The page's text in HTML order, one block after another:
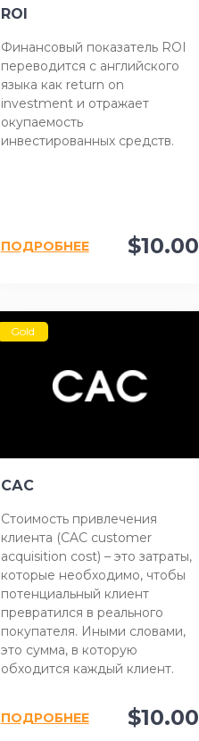
ROI
Финансовый показатель ROI
переводится с английского
языка как return on
investment и отражает
окупаемость
инвестированных средств.
$10.00
ПОДРОБНЕЕ
Gold
САС
Стоимость привлечения
клиента (CAC customer
acquisition cost) – это затраты,
которые необходимо, чтобы
потенциальный клиент
превратился в реального
покупателя. Иными словами,
это сумма, в которую
обходится каждый клиент.
$10.00
ПОДРОБНЕЕ